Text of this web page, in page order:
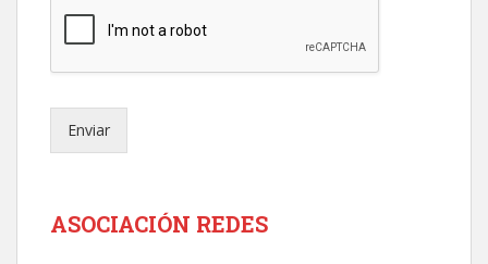
e
e
t
n
Enviar
ASOCIACIÓN REDES